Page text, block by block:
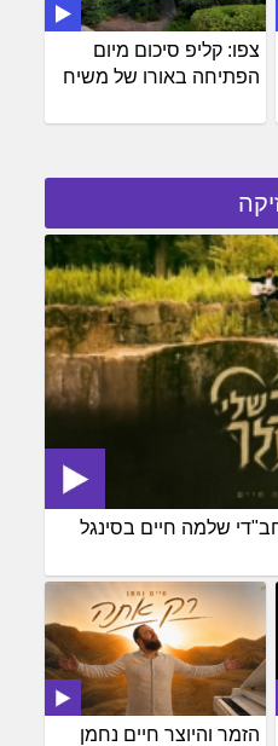
צפו: קליפ סיכום מיום
הפתיחה באורו של משיח
שלמה חיים בסינגל
הזמר והיוצר חיים נחמן